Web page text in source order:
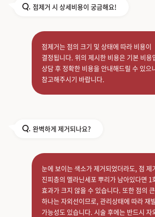
Q. 점제거 시 상세비용이 궁금해요!
점제거는 점의 크기 및 상태에 따라 비용이
결정됩니다. 위의 제시한 비용은 기본 비용
상담 후 정확한 비용을 안내해드릴 수 있으
참고해주시기 바랍니다.
Q. 완벽하게 제거되나요?
눈에 보이는 색소가 제거되었더라도, 점 제
진피층의 멜라닌세포 뿌리가 남아있다면 1
효과가 크지 않을 수 있습니다. 또한 점의
하나는 자외선이므로, 관리상태에 따라 재
가능성도 있습니다. 시술 후에는 반드시 자